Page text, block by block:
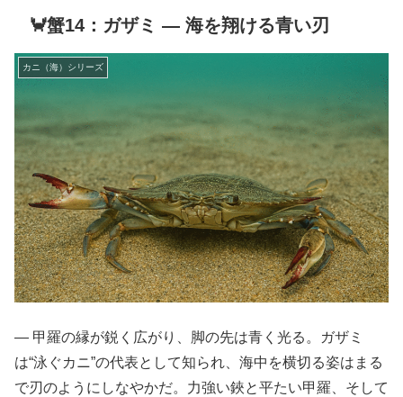
🦀蟹14：ガザミ ― 海を翔ける青い刃
カニ（海）シリーズ
― 甲羅の縁が鋭く広がり、脚の先は青く光る。ガザミ
は“泳ぐカニ”の代表として知られ、海中を横切る姿はまる
で刃のようにしなやかだ。力強い鋏と平たい甲羅、そして